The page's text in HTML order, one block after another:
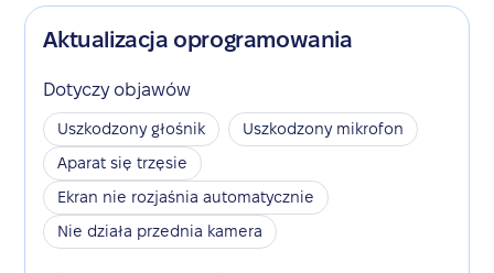
Aktualizacja oprogramowania
Dotyczy objawów
Uszkodzony głośnik
Uszkodzony mikrofon
Aparat się trzęsie
Ekran nie rozjaśnia automatycznie
Nie działa przednia kamera